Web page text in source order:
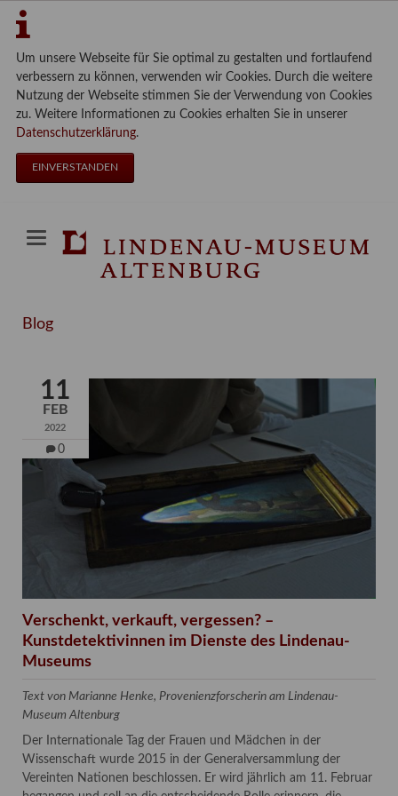
Um unsere Webseite für Sie optimal zu gestalten und fortlaufend
verbessern zu können, verwenden wir Cookies. Durch die weitere
Nutzung der Webseite stimmen Sie der Verwendung von Cookies
zu. Weitere Informationen zu Cookies erhalten Sie in unserer
Datenschutzerklärung.
EINVERSTANDEN
Blog
11
FEB
2022
0
Verschenkt, verkauft, vergessen? –
Kunstdetektivinnen im Dienste des Lindenau-
Museums
Text von Marianne Henke, Provenienzforscherin am Lindenau-
Museum Altenburg
Der Internationale Tag der Frauen und Mädchen in der
Wissenschaft wurde 2015 in der Generalversammlung der
Vereinten Nationen beschlossen. Er wird jährlich am 11. Februar